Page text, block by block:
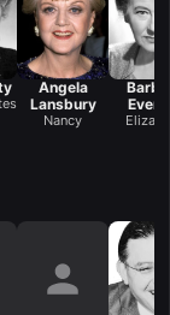
Angela
Lansbury
Nancy